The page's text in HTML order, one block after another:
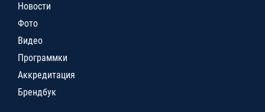
Новости
Фото
Видео
Программки
Аккредитация
Брендбук